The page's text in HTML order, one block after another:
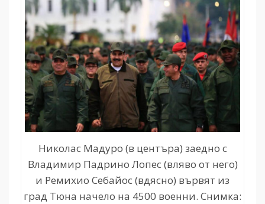
Николас Мадуро (в центъра) заедно с
Владимир Падрино Лопес (вляво от него)
и Ремихио Себайос (вдясно) вървят из
град Тюна начело на 4500 военни. Снимка: